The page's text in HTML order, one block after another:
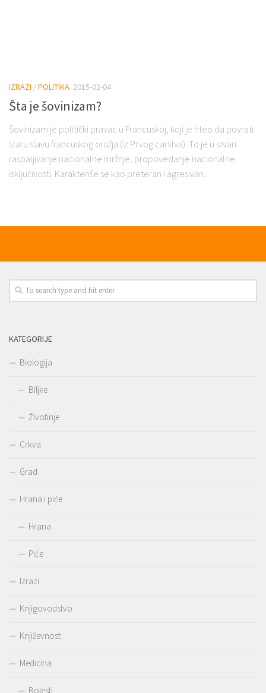
IZRAZI /POLITIKA 2015-02-04
Šta je šovinizam?
Šovinizam je politički pravac u Francuskoj, koji je hteo da povrati
staru slavu francuskog oružja (iz Prvog carstva). To je u stvari
raspaljivanje nacionalne mržnje, propovedanje nacionalne
isključivosti. Karakteriše se kao preteran i agresivan...
KATEGORIJE
Biologija
Biljke
Životinje
Crkva
Grad
Hrana i piće
Hrana
Piće
Izrazi
Knjigovodstvo
Književnost
Medicina
Bolesti